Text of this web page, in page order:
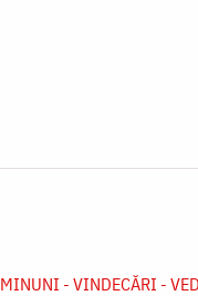
MINUNI - VINDECĂRI -